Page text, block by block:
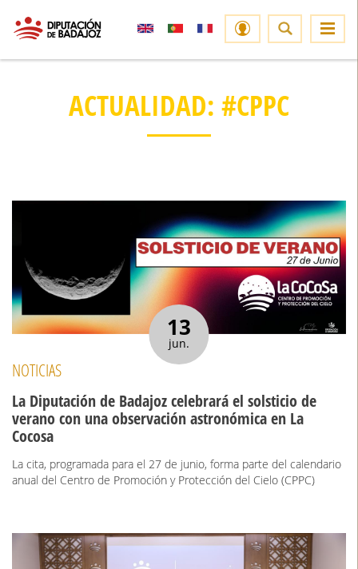
ACTUALIDAD: #CPPC
13
jun.
NOTICIAS
La Diputación de Badajoz celebrará el solsticio de
verano con una observación astronómica en La
Cocosa
La cita, programada para el 27 de junio, forma parte del calendario
anual del Centro de Promoción y Protección del Cielo (CPPC)